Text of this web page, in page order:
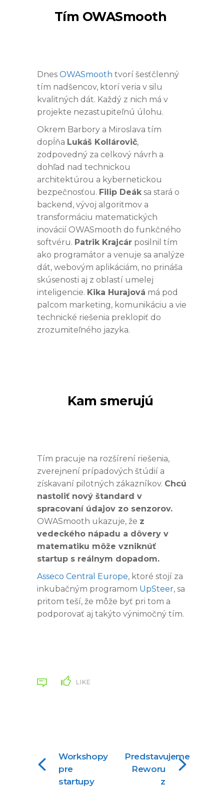
Tím OWASmooth
Dnes OWASmooth tvorí šesťčlenný
tím nadšencov, ktorí veria v silu
kvalitných dát. Každý z nich má v
projekte nezastupiteľnú úlohu.
Okrem Barbory a Miroslava tím
dopĺňa Lukáš Kollárovič,
zodpovedný za celkový návrh a
dohľad nad technickou
architektúrou a kybernetickou
bezpečnosťou. Filip Deáksa stará o
backend, vývoj algoritmov a
transformáciu matematických
inovácií OWASmooth do funkčného
softvéru. Patrik Krajcár posilnil tím
ako programátor a venuje sa analýze
dát, webovým aplikáciám, no prináša
skúsenosti aj z oblastí umelej
inteligencie. Kika Hurajová má pod
palcom marketing, komunikáciu a vie
technické riešenia preklopiť do
zrozumiteľného jazyka.
Kam smerujú
Tím pracuje na rozšírení riešenia,
zverejnení prípadových štúdií a
získavaní pilotných zákazníkov. Chcú
nastoliť nový štandard v
spracovaní údajov zo senzorov.
OWASmooth ukazuje, že z
vedeckého nápadu a dôvery v
matematiku môže vzniknúť
startup s reálnym dopadom.
Asseco Central Europe, ktoré stojí za
inkubačným programom UpSteer, sa
pritom teší, že môže byť pri tom a
podporovať aj takýto výnimočný tím.
LIKE
Workshopy
pre
startupy
Predstavujeme
Reworu
z